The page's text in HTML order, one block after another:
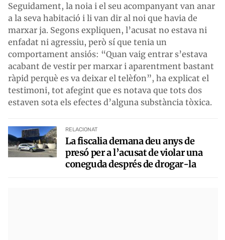
Seguidament, la noia i el seu acompanyant van anar
a la seva habitació i li van dir al noi que havia de
marxar ja. Segons expliquen, l’acusat no estava ni
enfadat ni agressiu, però sí que tenia un
comportament ansiós: “Quan vaig entrar s’estava
acabant de vestir per marxar i aparentment bastant
ràpid perquè es va deixar el telèfon”, ha explicat el
testimoni, tot afegint que es notava que tots dos
estaven sota els efectes d’alguna substància tòxica.
RELACIONAT
La fiscalia demana deu anys de
presó per a l’acusat de violar una
coneguda després de drogar-la